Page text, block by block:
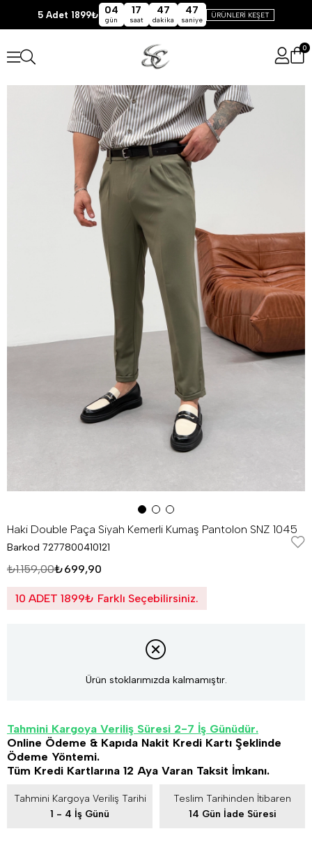
5 Adet 1899₺ 04
gün
17
saat
47
dakika
46
saniye
ÜRÜNLERİ KEŞET
0
Haki Double Paça Siyah Kemerli Kumaş Pantolon SNZ 1045
Barkod 7277800410121
₺1.159,00₺699,90
10 ADET 1899₺ Farklı Seçebilirsiniz.
Ürün stoklarımızda kalmamıştır.
Tahmini Kargoya Veriliş Süresi 2-7 İş Günüdür.
Online Ödeme & Kapıda Nakit Kredi Kartı Şeklinde
Ödeme Yöntemi.
Tüm Kredi Kartlarına 12 Aya Varan Taksit İmkanı.
Tahmini Kargoya Veriliş Tarihi
1 - 4 İş Günü
Teslim Tarihinden İtibaren
14 Gün İade Süresi